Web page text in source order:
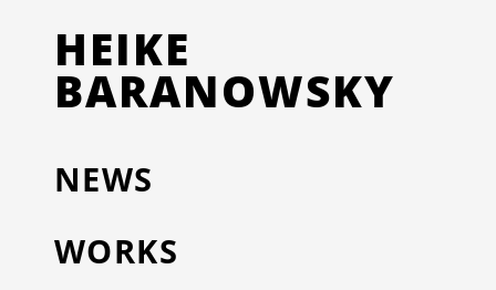
HEIKE
BARANOWSKY
NEWS
WORKS